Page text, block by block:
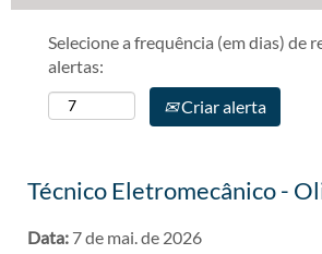
Selecione a frequência (em dias) de
alertas:
Criar alerta
Técnico Eletromecânico -
Data: 7 de mai. de 2026